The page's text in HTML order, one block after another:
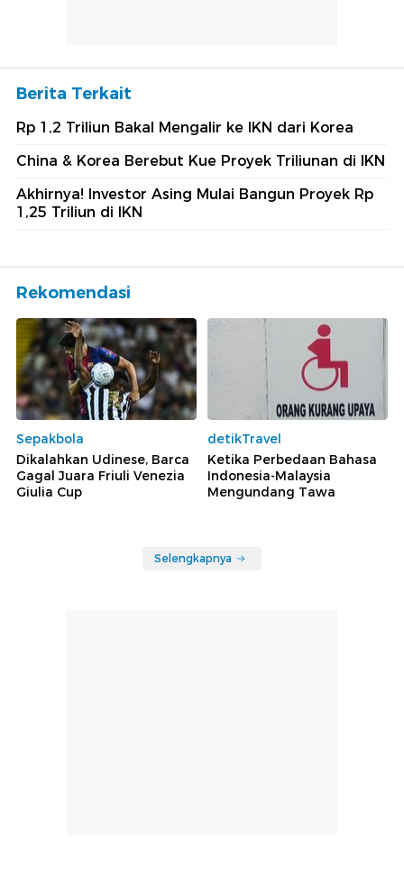
Berita Terkait
Rp 1,2 Triliun Bakal Mengalir ke IKN dari Korea
China & Korea Berebut Kue Proyek Triliunan di IKN
Akhirnya! Investor Asing Mulai Bangun Proyek Rp
1,25 Triliun di IKN
Rekomendasi
Sepakbola
Dikalahkan Udinese, Barca
Gagal Juara Friuli Venezia
Giulia Cup
detikTravel
Ketika Perbedaan Bahasa
Indonesia-Malaysia
Mengundang Tawa
Selengkapnya